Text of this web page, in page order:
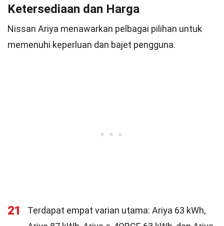
Ketersediaan dan Harga
Nissan Ariya menawarkan pelbagai pilihan untuk
memenuhi keperluan dan bajet pengguna.
21
Terdapat empat varian utama: Ariya 63 kWh,